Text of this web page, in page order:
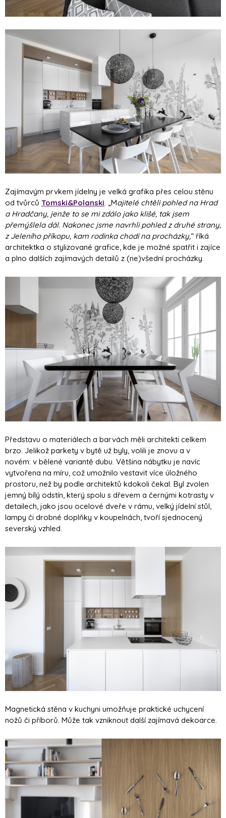
Zajímavým prvkem jídelny je velká grafika přes celou stěnu
od tvůrců Tomski&Polanski. „Majitelé chtěli pohled na Hrad
a Hradčany, jenže to se mi zdálo jako klišé, tak jsem
přemýšlela dál. Nakonec jsme navrhli pohled z druhé strany,
z Jeleního příkopu, kam rodinka chodí na procházky,“ říká
architektka o stylizované grafice, kde je možné spatřit i zajíce
a plno dalších zajímavých detailů z (ne)všední procházky.
Představu o materiálech a barvách měli architekti celkem
brzo. Jelikož parkety v bytě už byly, volili je znovu a v
novém: v bělené variantě dubu. Většina nábytku je navíc
vytvořena na míru, což umožnilo vestavit více úložného
prostoru, než by podle architektů kdokoli čekal. Byl zvolen
jemný bílý odstín, který spolu s dřevem a černými kotrasty v
detailech, jako jsou ocelové dveře v rámu, velký jídelní stůl,
lampy či drobné doplňky v koupelnách, tvoří sjednocený
severský vzhled.
Magnetická stěna v kuchyni umožňuje praktické uchycení
nožů či příborů. Může tak vzniknout další zajímavá dekoarce.